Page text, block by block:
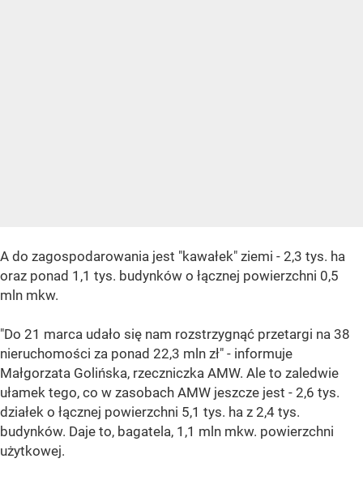
A do zagospodarowania jest "kawałek" ziemi - 2,3 tys. ha
oraz ponad 1,1 tys. budynków o łącznej powierzchni 0,5
mln mkw.
"Do 21 marca udało się nam rozstrzygnąć przetargi na 38
nieruchomości za ponad 22,3 mln zł" - informuje
Małgorzata Golińska, rzeczniczka AMW. Ale to zaledwie
ułamek tego, co w zasobach AMW jeszcze jest - 2,6 tys.
działek o łącznej powierzchni 5,1 tys. ha z 2,4 tys.
budynków. Daje to, bagatela, 1,1 mln mkw. powierzchni
użytkowej.